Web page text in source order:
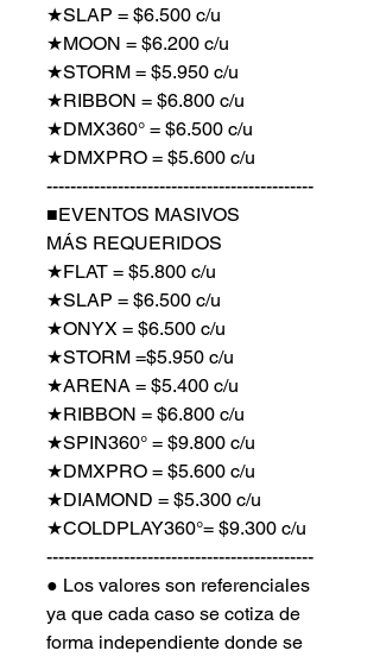
★SLAP = $6.500 c/u
★MOON = $6.200 c/u
★STORM = $5.950 c/u
★RIBBON = $6.800 c/u
★DMX360° = $6.500 c/u
★DMXPRO = $5.600 c/u
---------------------------------------------
■EVENTOS MASIVOS
MÁS REQUERIDOS
★FLAT = $5.800 c/u
★SLAP = $6.500 c/u
★ONYX = $6.500 c/u
★STORM =$5.950 c/u
★ARENA = $5.400 c/u
★RIBBON = $6.800 c/u
★SPIN360° = $9.800 c/u
★DMXPRO = $5.600 c/u
★DIAMOND = $5.300 c/u
★COLDPLAY360°= $9.300 c/u
---------------------------------------------
● Los valores son referenciales
ya que cada caso se cotiza de
forma independiente donde se